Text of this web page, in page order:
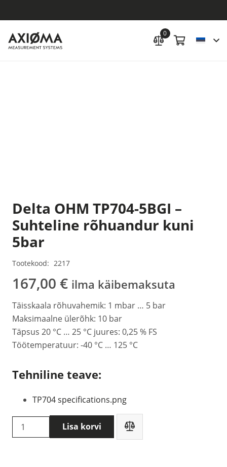
0
Delta OHM TP704-5BGI –
Suhteline rõhuandur kuni
5bar
Tootekood: 2217
167,00 € ilma käibemaksuta
Täisskaala rõhuvahemik: 1 mbar … 5 bar
Maksimaalne ülerõhk: 10 bar
Täpsus 20 °C … 25 °C juures: 0,25 % FS
Töötemperatuur: -40 °C … 125 °C
Tehniline teave:
TP704 specifications.png
Delta
OHM
Lisa korvi